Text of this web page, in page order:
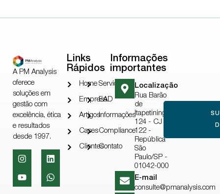
A PM Analysis
oferece
soluções em
gestão com
excelência, ética
e resultados
desde 1997.
Links
Rápidos
Home
Empresa
Artigos
Cases
Clientes
Serviços
EAD
Informações
Compliance
Contato
Informações
importantes
Localização
Rua Barão
de
Itapetininga,
124 - CJ
122 -
República
São
Paulo/SP -
01042-000
E-mail
consulte@pmanalysis.com